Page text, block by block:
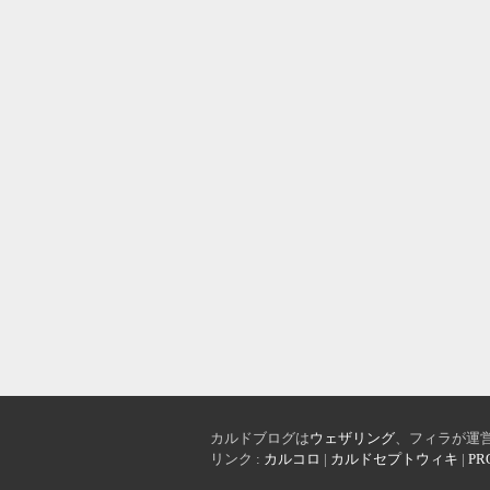
カルドブログはウェザリング、フィラが運
リンク : カルコロ カルドセプトウィキ